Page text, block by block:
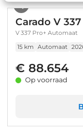
Carado V
V 337 Pro+ Automaat
15 km Automaat
€ 88.654
Op voorraad